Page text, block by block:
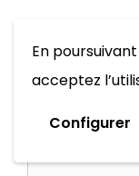
En
acceptez
Configurer
Laisser